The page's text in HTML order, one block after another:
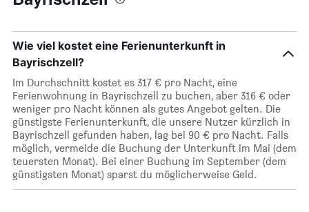
Wie viel kostet eine Ferienunterkunft in
Bayrischzell?
Im Durchschnitt kostet es 317 € pro Nacht, eine
Ferienwohnung in Bayrischzell zu buchen, aber 316 € oder
weniger pro Nacht können als gutes Angebot gelten. Die
günstigste Ferienunterkunft, die unsere Nutzer kürzlich in
Bayrischzell gefunden haben, lag bei 90 € pro Nacht. Falls
möglich, vermeide die Buchung der Unterkunft im Mai (dem
teuersten Monat). Bei einer Buchung im September (dem
günstigsten Monat) sparst du möglicherweise Geld.